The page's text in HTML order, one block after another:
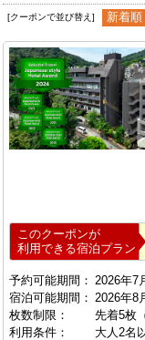
[クーポンで並び替え] 新着順
このクーポンが
利用できる宿泊プラン
予約可能期間： 2026年7
宿泊可能期間： 2026年8
枚数制限：
先着5枚
利用条件：
大人2名